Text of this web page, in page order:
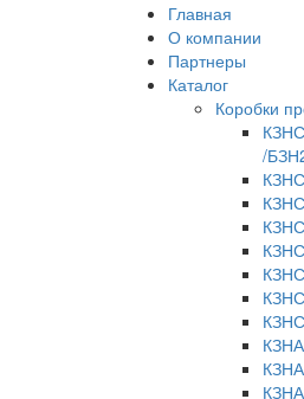
Главная
О компании
Партнеры
Каталог
Коробки
/